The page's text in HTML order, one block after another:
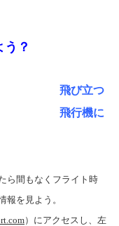
？
飛び立つ
飛行機に
ら間もなくフライト時
を見よう。
）にアクセスし、左